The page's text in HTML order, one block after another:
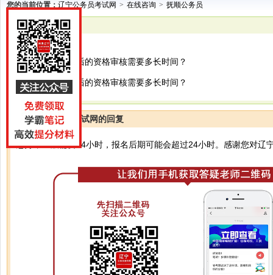
您的当前位置： 辽宁公务员考试网 > 在线咨询 > 抚顺公务员
已解决
抚顺公务员
公务员网上报名后的资格审核需要多长时间？
公务员网上报名后的资格审核需要多长时间？
辽宁公务员考试网的回复
您好，一般需要24小时，报名后期可能会超过24小时。感谢您对辽